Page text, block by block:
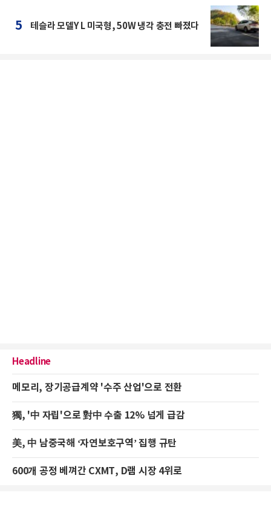
5 테슬라 모델Y L 미국형, 50W 냉각 충전 빠졌다
Headline
메모리, 장기공급계약 '수주 산업'으로 전환
獨, '中 자립'으로 對中 수출 12% 넘게 급감
美, 中 남중국해 ‘자연보호구역’ 집행 규탄
600개 공정 베껴간 CXMT, D램 시장 4위로